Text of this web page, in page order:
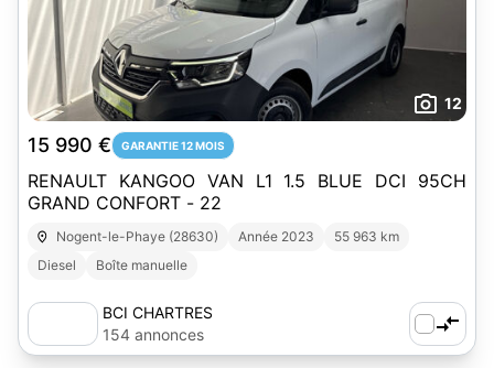
12
15 990 € GARANTIE 12 MOIS
RENAULT KANGOO VAN L1 1.5 BLUE DCI 95CH
GRAND CONFORT - 22
Nogent-le-Phaye (28630) Année 2023
55 963 km
Diesel
Boîte manuelle
BCI CHARTRES
154 annonces